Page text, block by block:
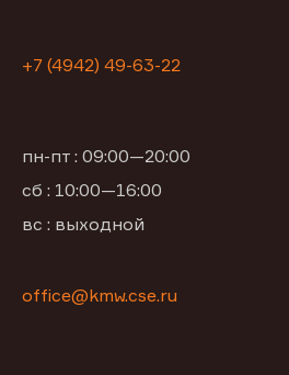
+7 (4942) 49-63-22
пн-пт : 09:00—20:00
сб : 10:00—16:00
вс : выходной
office@kmw.cse.ru